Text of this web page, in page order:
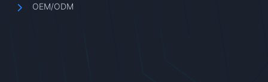
OEM/ODM